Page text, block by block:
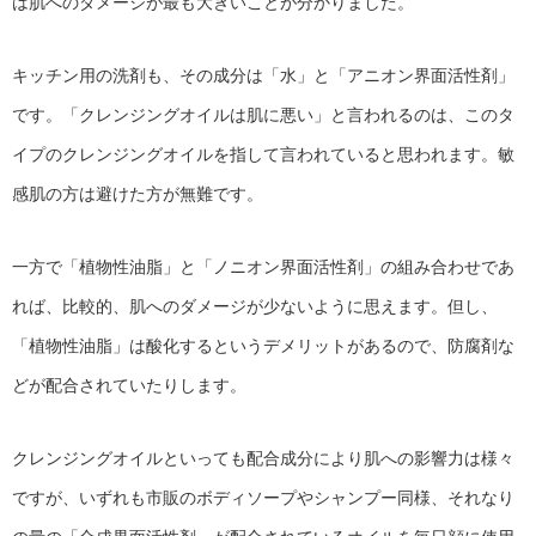
キッチン用の洗剤も、その成分は「水」と「アニオン界面活性剤」
です。「クレンジングオイルは肌に悪い」と言われるのは、このタ
イプのクレンジングオイルを指して言われていると思われます。敏
感肌の方は避けた方が無難です。
一方で「植物性油脂」と「ノニオン界面活性剤」の組み合わせであ
れば、比較的、肌へのダメージが少ないように思えます。但し、
「植物性油脂」は酸化するというデメリットがあるので、防腐剤な
どが配合されていたりします。
クレンジングオイルといっても配合成分により肌への影響力は様々
ですが、いずれも市販のボディソープやシャンプー同様、それなり